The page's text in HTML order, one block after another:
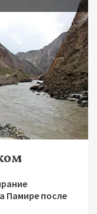
Памире после